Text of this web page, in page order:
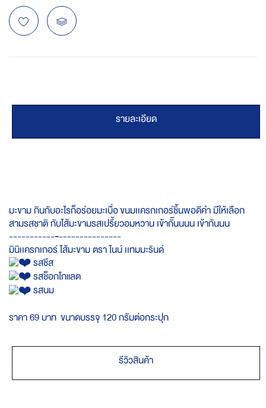
รายละเอียด
มะขาม กินกับอะไรก็อร่อยมะเบื่อ ขนมเเครกเกอร์ชิ้นพอดีคำ มีให้เลือก
สามรสชาติ กับไส้มะขามรสเปรี้ยวอมหวาน เข้ากั๊นนนน เข้ากันนน
-----------‐---------------
มินิเเครกเกอร์ ไส้มะขาม ตรา ไนน์ เเทมมะรินด์
รสชีส
รสช็อกโกแลต
รสนม
ราคา 69 บาท ขนาดบรรจุ 120 กรัมต่อกระปุก
รีวิวสินค้า